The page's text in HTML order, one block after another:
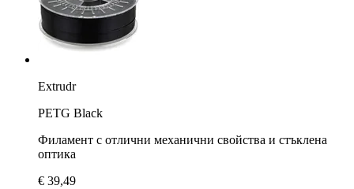
Extrudr
PETG Black
Филамент с отлични механични свойства и стъклена
оптика
€ 39,49